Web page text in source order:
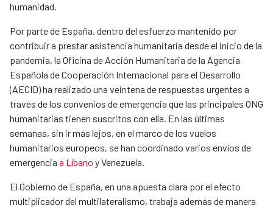
humanidad.
Por parte de España, dentro del esfuerzo mantenido por
contribuir a prestar asistencia humanitaria desde el inicio de la
pandemia, la Oficina de Acción Humanitaria de la Agencia
Española de Cooperación Internacional para el Desarrollo
(AECID) ha realizado una veintena de respuestas urgentes a
través de los convenios de emergencia que las principales ONG
humanitarias tienen suscritos con ella. En las últimas
semanas, sin ir más lejos, en el marco de los vuelos
humanitarios europeos, se han coordinado varios envíos de
emergencia a Líbano y Venezuela.
El Gobierno de España, en una apuesta clara por el efecto
multiplicador del multilateralismo, trabaja además de manera